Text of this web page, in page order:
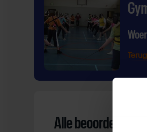
Alle beoordelingen